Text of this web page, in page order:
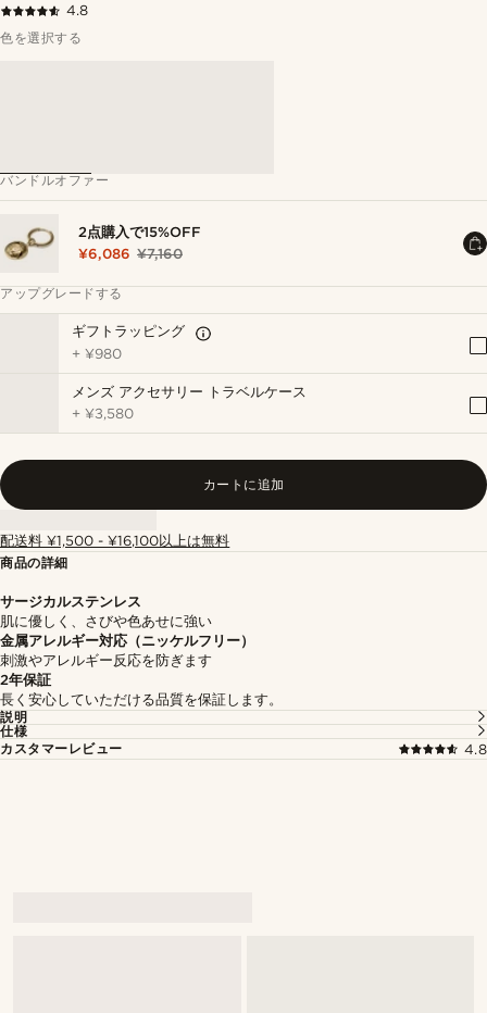
4.8
色を選択する
バンドルオファー
2点購入で15%OFF
¥6,086 ¥7,160
アップグレードする
ギフトラッピング
+¥980
メンズ アクセサリー トラベルケース
+¥3,580
カートに追加
配送料 ¥1,500 - ¥16,100以上は無料
商品の詳細
サージカルステンレス
肌に優しく、さびや色あせに強い
金属アレルギー対応（ニッケルフリー）
刺激やアレルギー反応を防ぎます
2年保証
長く安心していただける品質を保証します。
説明
仕様
カスタマーレビュー
4.8